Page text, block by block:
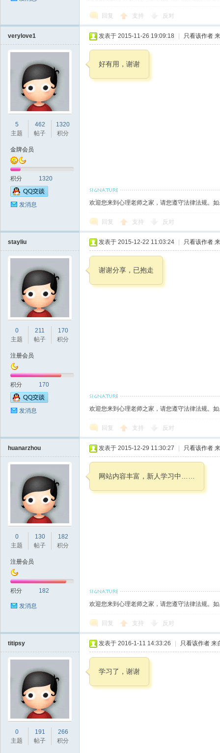
回复 支持 反对
verylove1
5
主题
462
帖子
1320
积分
金牌会员
积分 1320
发消息
发表于 2015-11-26 19:09:18 只看该作者
好有用，谢谢
欢迎您来到心理老师之家，请您遵守法律法规。
回复 支持 反对
stayliu
0
主题
211
帖子
170
积分
注册会员
积分 170
发消息
发表于 2015-12-22 11:03:24 只看该作者
谢谢分享，已抱走
欢迎您来到心理老师之家，请您遵守法律法规。
回复 支持 反对
huanarzhou
0
主题
130
帖子
182
积分
注册会员
积分 182
发消息
发表于 2015-12-29 11:30:27 只看该作者
网站内容丰富，新人学习中……
欢迎您来到心理老师之家，请您遵守法律法规。
回复 支持 反对
titipsy
0
主题
191
帖子
266
积分
发表于 2016-1-11 14:33:26 只看该作者 来
学习了，谢谢